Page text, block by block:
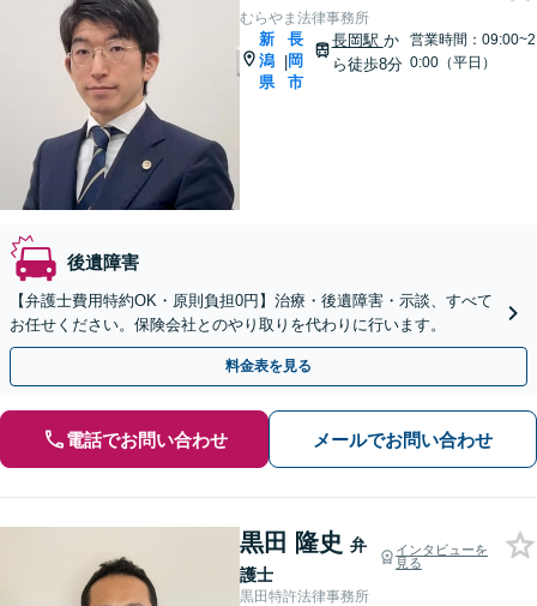
むらやま法律事務所
新
潟
県
|
長
岡
市
長岡駅 か
ら徒歩8分
営業時間：09:00~2
0:00（平日）
後遺障害
【弁護士費用特約OK・原則負担0円】治療・後遺障害・示談、すべて
お任せください。保険会社とのやり取りを代わりに行います。
料金表を見る
電話でお問い合わせ メールでお問い合わせ
黒田 隆史 弁
護士
インタビューを
見る
黒田特許法律事務所